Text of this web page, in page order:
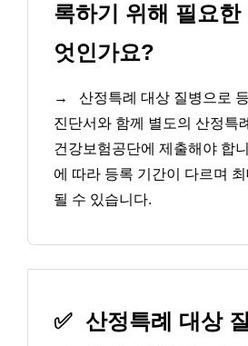
록하기 위해 필요한
엇인가요?
→
산정특례 대상 질병으로
진단서와 함께 별도의 산정특
건강보험공단에 제출해야 합
에 따라 등록 기간이 다르며
될 수 있습니다.
✅ 산정특례 대상